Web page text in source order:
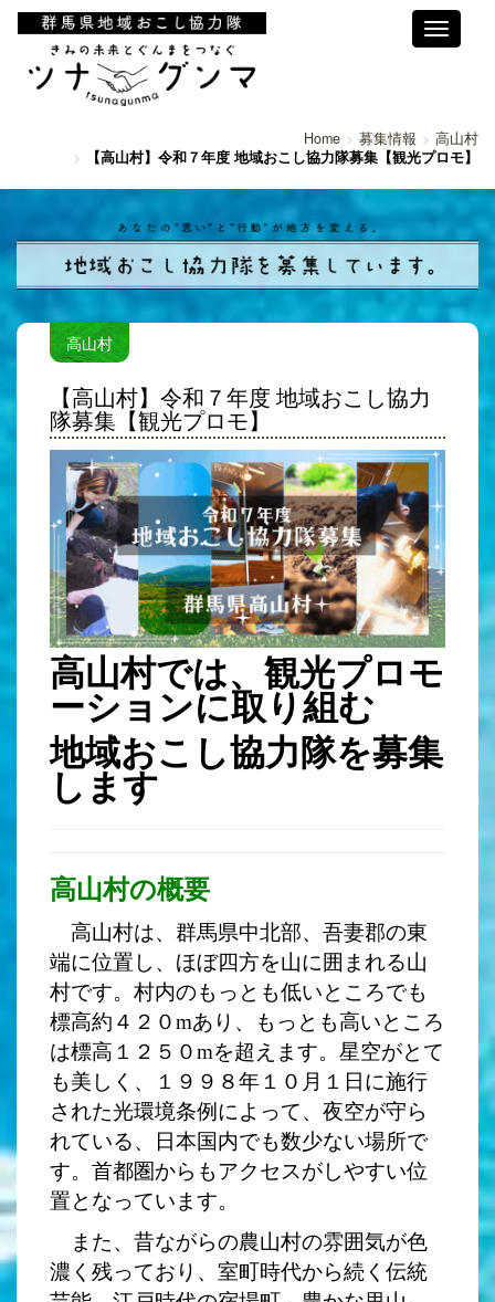
Toggle
Home 募集情報
高山村
【高山村】令和７年度 地域おこし協力隊募集【観光プロモ】
高山村
【高山村】令和７年度 地域おこし協力
隊募集【観光プロモ】
高山村では、観光プロモ
ーションに取り組む
地域おこし協力隊を募集
します
高山村の概要
高山村は、群馬県中北部、吾妻郡の東
端に位置し、ほぼ四方を山に囲まれる山
村です。村内のもっとも低いところでも
標高約４２０mあり、もっとも高いところ
は標高１２５０mを超えます。星空がとて
も美しく、１９９８年１０月１日に施行
された光環境条例によって、夜空が守ら
れている、日本国内でも数少ない場所で
す。首都圏からもアクセスがしやすい位
置となっています。
また、昔ながらの農山村の雰囲気が色
濃く残っており、室町時代から続く伝統